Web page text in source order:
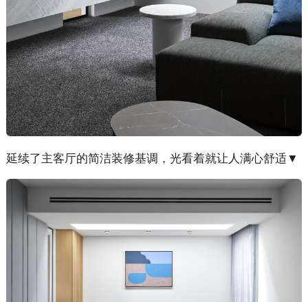
延续了主客厅的简洁装修基调，光看着就让人满心舒适▼